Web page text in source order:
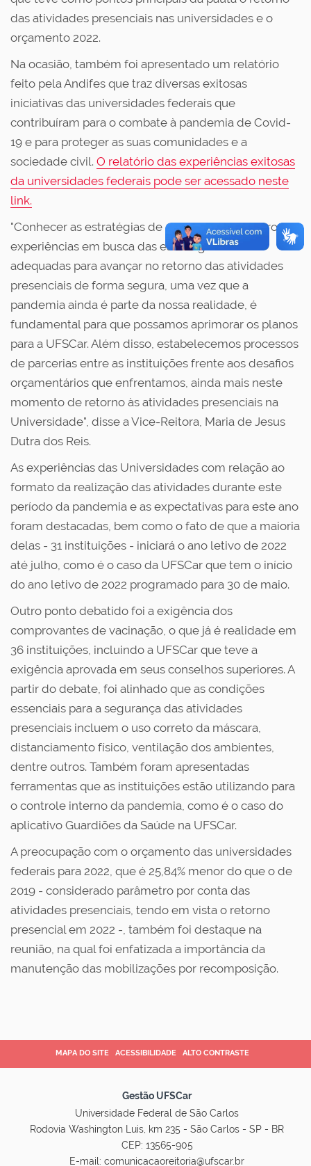
das atividades presenciais nas universidades e o
orçamento 2022.
Na ocasião, também foi apresentado um relatório
feito pela Andifes que traz diversas exitosas
iniciativas das universidades federais que
contribuíram para o combate à pandemia de Covid-
19 e para proteger as suas comunidades e a
sociedade civil. O relatório das experiências exitosas
da universidades federais pode ser acessado neste
link.
"Conhecer as estratégias de cada instituição e trocar
experiências em busca das estratégias mais
adequadas para avançar no retorno das atividades
presenciais de forma segura, uma vez que a
pandemia ainda é parte da nossa realidade, é
fundamental para que possamos aprimorar os planos
para a UFSCar. Além disso, estabelecemos processos
de parcerias entre as instituições frente aos desafios
orçamentários que enfrentamos, ainda mais neste
momento de retorno às atividades presenciais na
Universidade", disse a Vice-Reitora, Maria de Jesus
Dutra dos Reis.
As experiências das Universidades com relação ao
formato da realização das atividades durante este
período da pandemia e as expectativas para este ano
foram destacadas, bem como o fato de que a maioria
delas - 31 instituições - iniciará o ano letivo de 2022
até julho, como é o caso da UFSCar que tem o início
do ano letivo de 2022 programado para 30 de maio.
Outro ponto debatido foi a exigência dos
comprovantes de vacinação, o que já é realidade em
36 instituições, incluindo a UFSCar que teve a
exigência aprovada em seus conselhos superiores. A
partir do debate, foi alinhado que as condições
essenciais para a segurança das atividades
presenciais incluem o uso correto da máscara,
distanciamento físico, ventilação dos ambientes,
dentre outros. Também foram apresentadas
ferramentas que as instituições estão utilizando para
o controle interno da pandemia, como é o caso do
aplicativo Guardiões da Saúde na UFSCar.
A preocupação com o orçamento das universidades
federais para 2022, que é 25,84% menor do que o de
2019 - considerado parâmetro por conta das
atividades presenciais, tendo em vista o retorno
presencial em 2022 -, também foi destaque na
reunião, na qual foi enfatizada a importância da
manutenção das mobilizações por recomposição.
MAPA DO SITE ACESSIBILIDADE ALTO CONTRASTE
Gestão UFSCar
Universidade Federal de São Carlos
Rodovia Washington Luis, km 235 - São Carlos - SP - BR
CEP: 13565-905
E-mail: comunicacaoreitoria@ufscar.br